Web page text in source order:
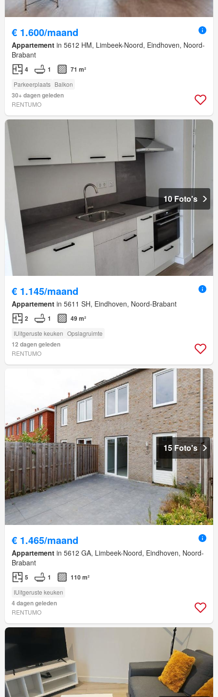
€ 1.600/maand
Appartement in 5612 HM, Limbeek-Noord, Eindhoven, Noord-
Brabant
4 1 71 m²
Parkeerplaats Balkon
30+ dagen geleden
RENTUMO
10 Foto's
€ 1.145/maand
Appartement in 5611 SH, Eindhoven, Noord-Brabant
2 1 49 m²
IUitgeruste keuken Opslagruimte
12 dagen geleden
RENTUMO
15 Foto's
€ 1.465/maand
Appartement in 5612 GA, Limbeek-Noord, Eindhoven, Noord-
Brabant
5 1 110 m²
IUitgeruste keuken
4 dagen geleden
RENTUMO